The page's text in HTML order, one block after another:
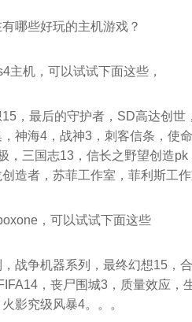
哪些好玩的主机游戏？
主机，可以试试下面这些，
，最后的守护者，SD高达创世
神海4，战神3，刺客信条，使
，三国志13，信长之野望创造
造者，苏菲工作室，菲利斯工
，可以试试下面这些
战争机器系列，最终幻想15，
，丧尸围城3，质量效应，
影究级风暴4。。。